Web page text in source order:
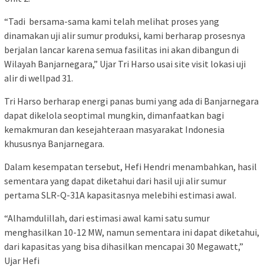
“Tadi bersama-sama kami telah melihat proses yang
dinamakan uji alir sumur produksi, kami berharap prosesnya
berjalan lancar karena semua fasilitas ini akan dibangun di
Wilayah Banjarnegara,” Ujar Tri Harso usai site visit lokasi uji
alir di wellpad 31.
Tri Harso berharap energi panas bumi yang ada di Banjarnegara
dapat dikelola seoptimal mungkin, dimanfaatkan bagi
kemakmuran dan kesejahteraan masyarakat Indonesia
khususnya Banjarnegara.
Dalam kesempatan tersebut, Hefi Hendri menambahkan, hasil
sementara yang dapat diketahui dari hasil uji alir sumur
pertama SLR-Q-31A kapasitasnya melebihi estimasi awal.
“Alhamdulillah, dari estimasi awal kami satu sumur
menghasilkan 10-12 MW, namun sementara ini dapat diketahui,
dari kapasitas yang bisa dihasilkan mencapai 30 Megawatt,”
Ujar Hefi